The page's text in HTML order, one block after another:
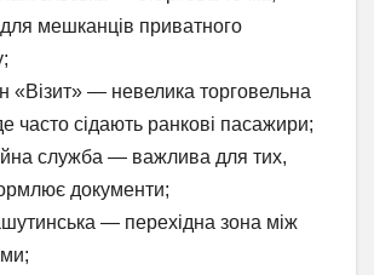
мешканців приватного
«Візит» — невелика торговельна
часто сідають ранкові пасажири;
служба — важлива для тих,
документи;
— перехідна зона між